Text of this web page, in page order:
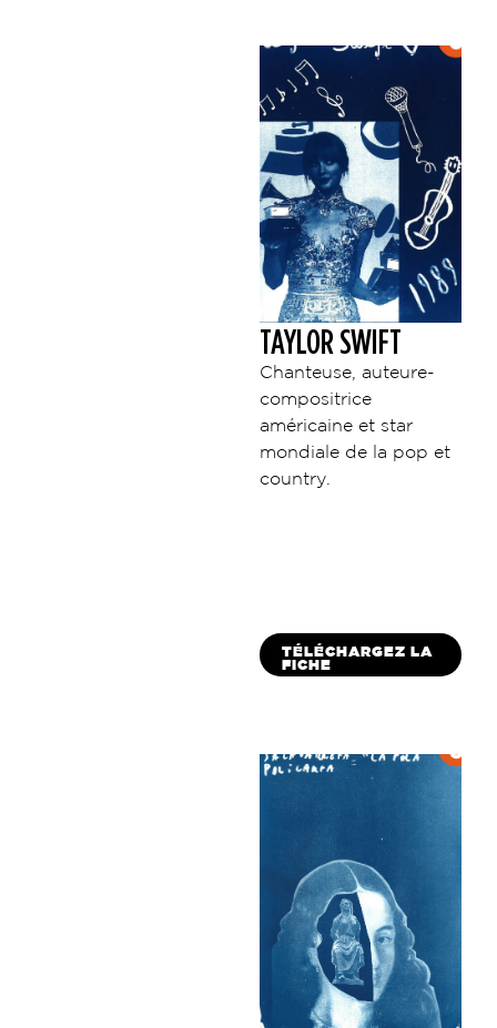
TAYLOR SWIFT
Chanteuse, auteure-
compositrice
américaine et star
mondiale de la pop et
country.
TÉLÉCHARGEZ LA
FICHE